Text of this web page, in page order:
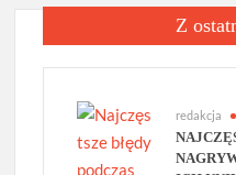
Z
redakcja